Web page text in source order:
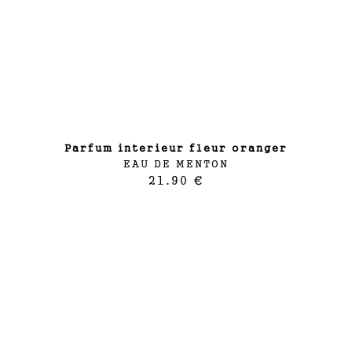
parfum interieur fleur oranger
EAU DE MENTON
21.90 €